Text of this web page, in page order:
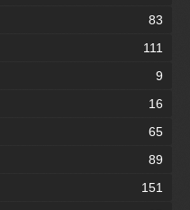
83
111
9
16
65
89
151